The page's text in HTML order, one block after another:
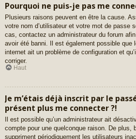
Pourquoi ne puis-je pas me
Plusieurs raisons peuvent en être la cause.
votre nom d’utilisateur et votre mot de passe
cas, contactez un administrateur du forum
avoir été banni. Il est également possible que
internet ait un problème de configuration et
corriger.
Haut
Je m’étais déjà inscrit par le
présent plus me connecter ?!
Il est possible qu’un administrateur ait
compte pour une quelconque raison. De plus,
suppriment périodiquement les utilisateurs